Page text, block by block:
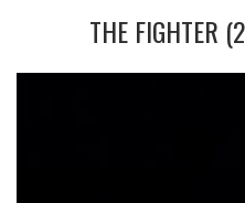
THE FIGHTER